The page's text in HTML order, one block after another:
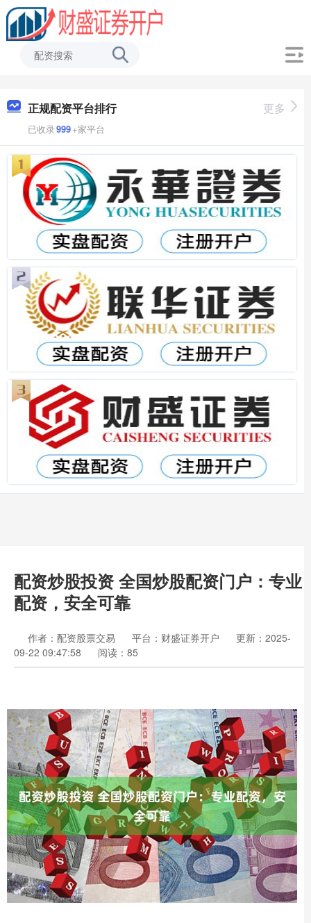
正规配资平台排行
已收录999+家平台
更多
配资炒股投资 全国炒股配资门户：专业
配资，安全可靠
作者：配资股票交易 平台：财盛证券开户
更新：2025-
09-22 09:47:58
阅读：85